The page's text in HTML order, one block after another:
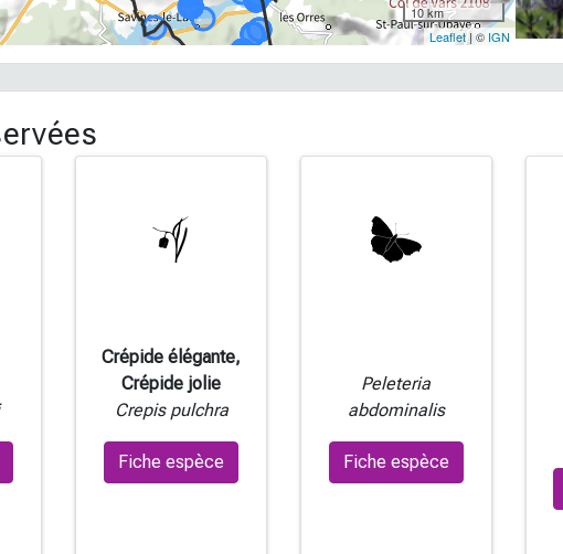
10 km
Leaflet| © IGN
Crépide élégante,
Crépide jolie
Crepis pulchra
Fiche espèce
Peleteria
abdominalis
Fiche espèce